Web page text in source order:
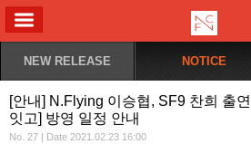
NEW RELEASE NOTICE
[안내] N.Flying 이승협, SF9 찬희 출
잇고] 방영 일정 안내
No. 27 | Date 2021.02.23 16:00